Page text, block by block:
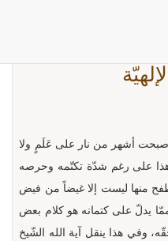
أشهر من نار على عَلَمٍ ولا
على رغم شدّة تكتّمه وحرصه
منها ليست إلا غيضاً من فيض
وممّا يدلّ على كتمانه هو كلام بعض
وفي هذا ينقل آية الله الشّيخ